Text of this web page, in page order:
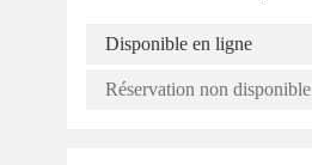
Disponible en ligne
Réservation non disponible